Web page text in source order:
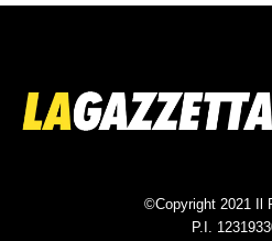
©Copyright 2021 Il
P.I.